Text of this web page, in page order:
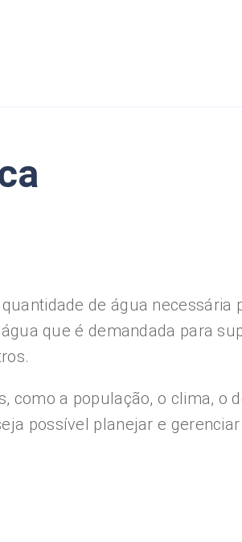
de água
que é demandada para
a população, o clima, o
possível planejar e